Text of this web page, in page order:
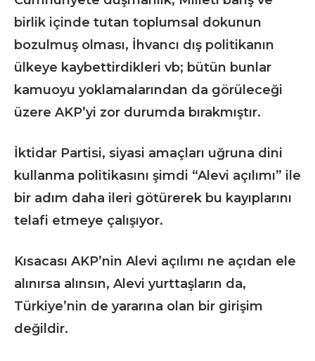
birlik içinde tutan toplumsal dokunun
bozulmuş olması, İhvancı dış politikanın
ülkeye kaybettirdikleri vb; bütün bunlar
kamuoyu yoklamalarından da görüleceği
üzere AKP’yi zor durumda bırakmıştır.
İktidar Partisi, siyasi amaçları uğruna dini
kullanma politikasını şimdi “Alevi açılımı” ile
bir adım daha ileri götürerek bu kayıplarını
telafi etmeye çalışıyor.
Kısacası AKP’nin Alevi açılımı ne açıdan ele
alınırsa alınsın, Alevi yurttaşların da,
Türkiye’nin de yararına olan bir girişim
değildir.